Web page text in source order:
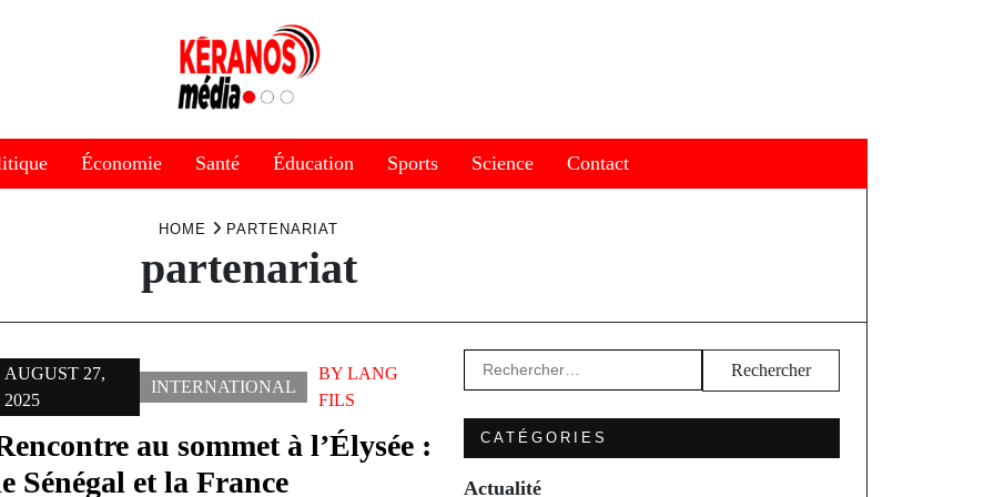
Économie Santé Éducation Sports Science Contact
HOME PARTENARIAT
partenariat
AUGUST 27,
2025
INTERNATIONAL
BYLANG
FILS
au sommet à l’Élysée :
Sénégal et la France
Rechercher :
CATÉGORIES
Actualité